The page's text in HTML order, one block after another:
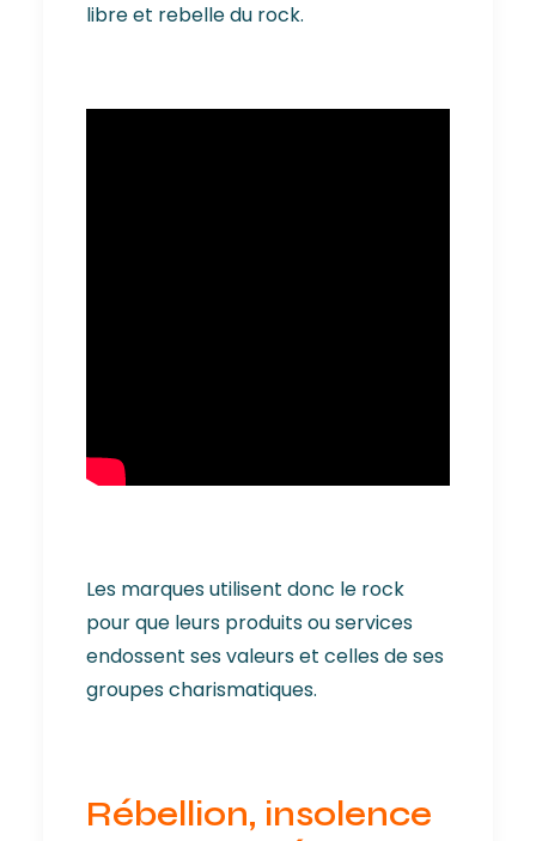
libre et rebelle du rock.
Les marques utilisent donc le rock
pour que leurs produits ou services
endossent ses valeurs et celles de ses
groupes charismatiques.
Rébellion, insolence